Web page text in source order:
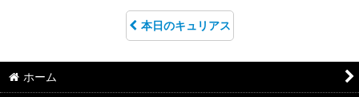
本日のキュリアス
ホーム